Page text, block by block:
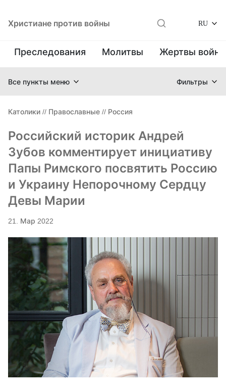
Христиане против войны RU
Преследования Молитвы Жертвы
Все пункты меню Фильтры
Католики // Православные // Россия
Российский историк Андрей
Зубов комментирует инициативу
Папы Римского посвятить Россию
и Украину Непорочному Сердцу
Девы Марии
21. Мар 2022